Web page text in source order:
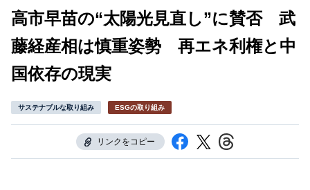
高市早苗の“太陽光見直し”に賛否 武
藤経産相は慎重姿勢 再エネ利権と中
国依存の現実
サステナブルな取り組み ESGの取り組み
リンクをコピー